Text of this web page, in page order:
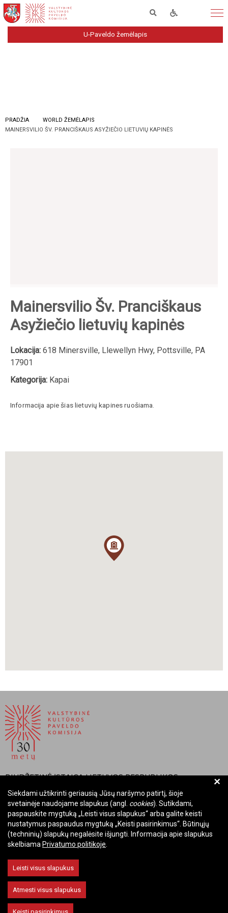
U-Paveldo žemėlapis
PRADŽIA
WORLD ŽEMĖLAPIS
MAINERSVILIO ŠV. PRANCIŠKAUS ASYŽIEČIO LIETUVIŲ KAPINĖS
Mainersvilio Šv. Pranciškaus
Asyžiečio lietuvių kapinės
Lokacija: 618 Minersville, Llewellyn Hwy, Pottsville, PA
17901
Kategorija: Kapai
Informacija apie šias lietuvių kapines ruošiama.
BIUDŽETINĖ ĮSTAIGA LIETUVOS RESPUBLIKOS
VALSTYBINĖ KULTŪROS PAVELDO KOMISIJA
Įmonės kodas: Juridinių asmenų registre 288700520
Adresas: Rūdninkų g. 13, 01135 Vilnius
Telefonas: +370 699 13972
El. paštas: komisija@vkpk.lt
+
Siekdami užtikrinti geriausią Jūsų naršymo patirtį, šioje
svetainėje naudojame slapukus (angl. cookies). Sutikdami,
paspauskite mygtuką „Leisti visus slapukus“ arba galite keisti
nustatymus paspaudus mygtuką „Keisti pasirinkimus“. Būtinųjų
(techninių) slapukų negalėsite išjungti. Informacija apie slapukus
skelbiama Privatumo politikoje
Leisti visus slapukus
Atmesti visus slapukus